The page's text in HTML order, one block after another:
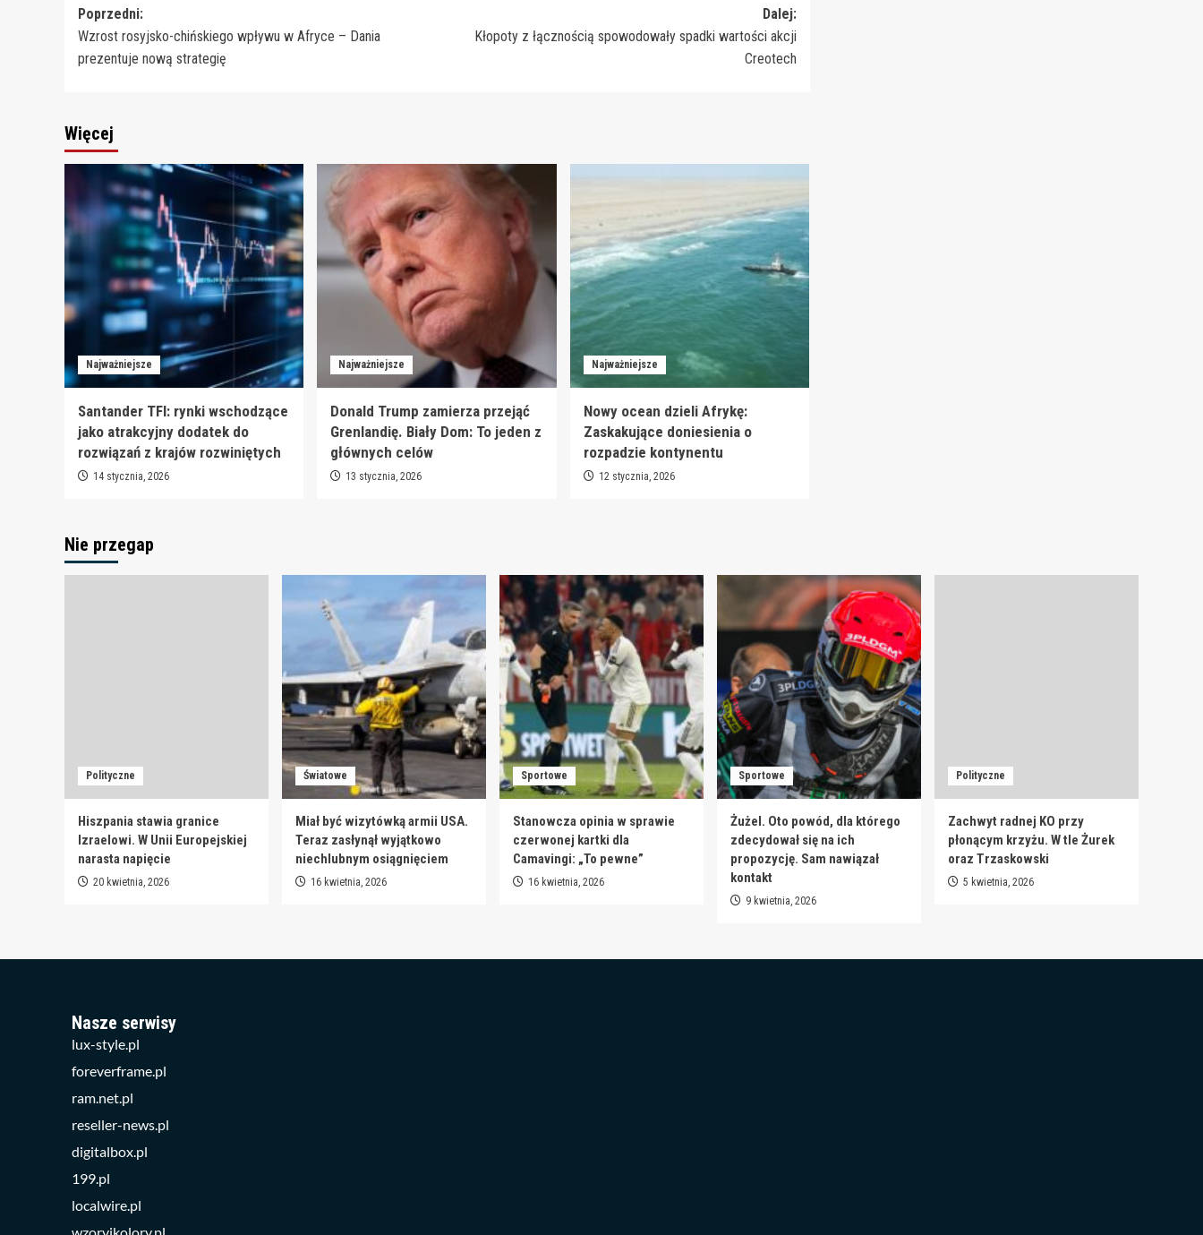
Zobacz
wpisy
Poprzedni:
Wzrost rosyjsko-chińskiego wpływu w Afryce – Dania
prezentuje nową strategię
Dalej:
Kłopoty z łącznością spowodowały spadki wartości akcji
Creotech
Więcej
Najważniejsze
Santander TFI: rynki wschodzące
jako atrakcyjny dodatek do
rozwiązań z krajów rozwiniętych
14 stycznia, 2026
Najważniejsze
Donald Trump zamierza przejąć
Grenlandię. Biały Dom: To jeden z
głównych celów
13 stycznia, 2026
Najważniejsze
Nowy ocean dzieli Afrykę:
Zaskakujące doniesienia o
rozpadzie kontynentu
12 stycznia, 2026
Nie przegap
Polityczne
Hiszpania stawia granice
Izraelowi. W Unii Europejskiej
narasta napięcie
20 kwietnia, 2026
Światowe
Miał być wizytówką armii USA.
Teraz zasłynął wyjątkowo
niechlubnym osiągnięciem
16 kwietnia, 2026
Sportowe
Stanowcza opinia w sprawie
czerwonej kartki dla
Camavingi: „To pewne”
16 kwietnia, 2026
Sportowe
Żużel. Oto powód, dla którego
zdecydował się na ich
propozycję. Sam nawiązał
kontakt
9 kwietnia, 2026
Polityczne
Zachwyt radnej KO przy
płonącym krzyżu. W tle Żurek
oraz Trzaskowski
5 kwietnia, 2026
Nasze serwisy
lux-style.pl
foreverframe.pl
ram.net.pl
reseller-news.pl
digitalbox.pl
199.pl
localwire.pl